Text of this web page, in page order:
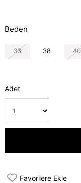
Beden
36 38 40
Adet
Favorilere Ekle